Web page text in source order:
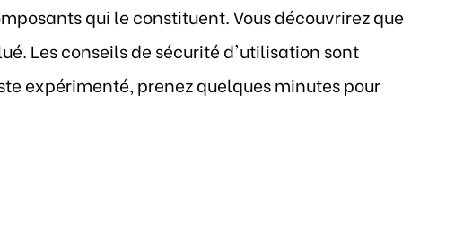
qui le constituent. Vous découvrirez que
Les conseils de sécurité d'utilisation sont
expérimenté, prenez quelques minutes pour